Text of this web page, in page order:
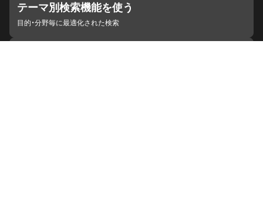
テーマ別検索機能を使う
目的・分野毎に最適化された検索